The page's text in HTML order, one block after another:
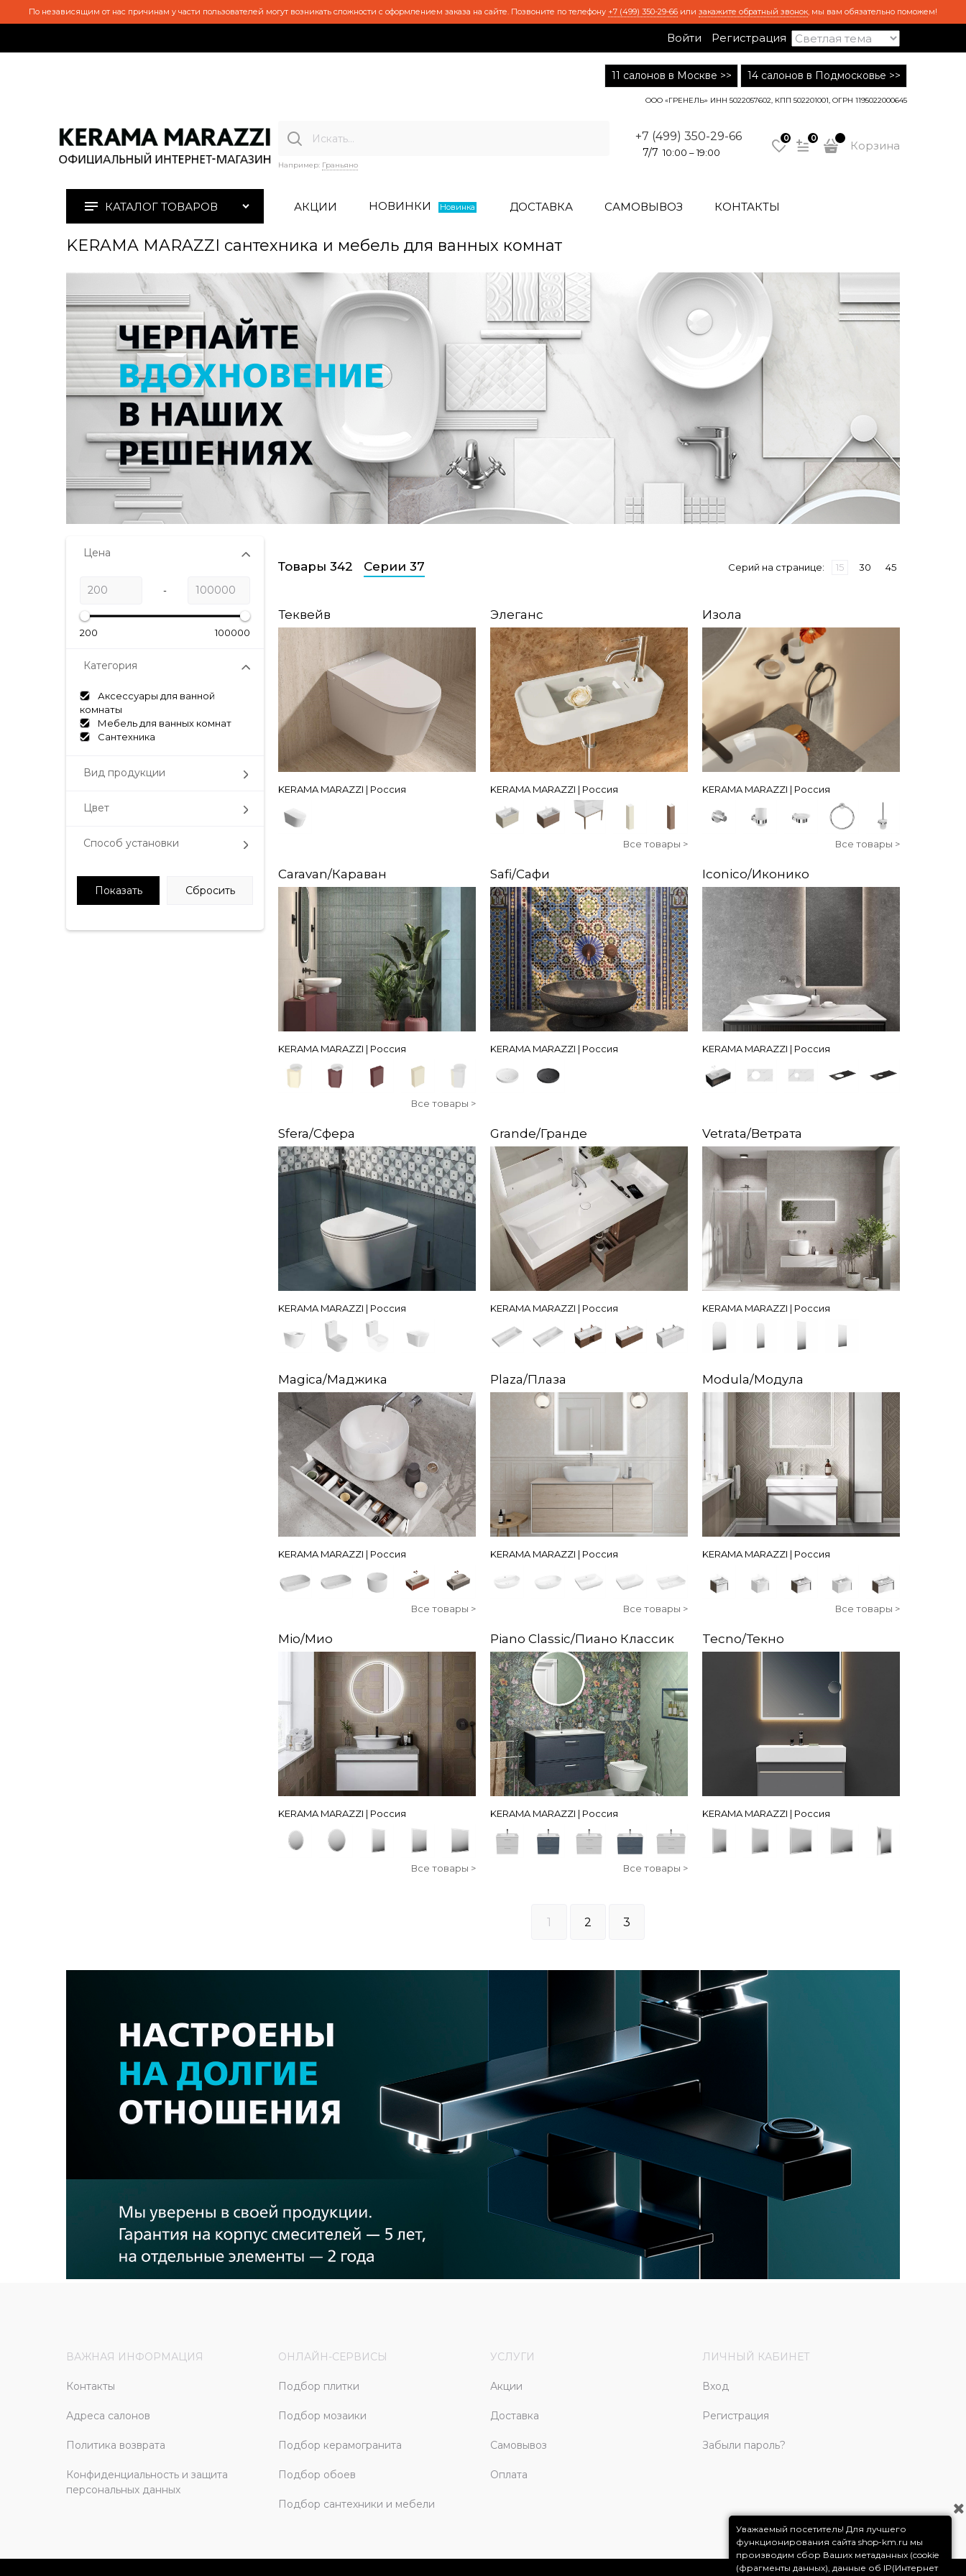
По независящим от нас причинам у части пользователей могут возникать сложности с оформлением заказа на сайте. Позвоните по телефону +7 (499) 350-29-66 или закажите обратный звонок, мы вам обязательно поможем!
Войти Регистрация
11 салонов в Москве >> 14 салонов в Подмосковье >>
ООО «ГРЕНЕЛЬ» ИНН 5022057602, КПП 502201001, ОГРН 1195022000645
Например: Граньяно
+7 (499) 350-29-66
7/7 10:00 – 19:00
0 0
Корзина
КАТАЛОГ ТОВАРОВ АКЦИИ НОВИНКИ Новинка ДОСТАВКА САМОВЫВОЗ КОНТАКТЫ
KERAMA MARAZZI сантехника и мебель для ванных комнат
Цена
-
200 100000
Категория
Аксессуары для ванной
комнаты
Мебель для ванных комнат
Сантехника
Вид продукции
Цвет
Способ установки
Товары 342 Серии 37 Серий на странице: 15 30 45
Теквейв
KERAMA MARAZZI | Россия
Элеганс
KERAMA MARAZZI | Россия
Все товары >
Изола
KERAMA MARAZZI | Россия
Все товары >
Caravan/Караван
KERAMA MARAZZI | Россия
Все товары >
Safi/Сафи
KERAMA MARAZZI | Россия
Iconico/Иконико
KERAMA MARAZZI | Россия
Sfera/Сфера
KERAMA MARAZZI | Россия
Grande/Гранде
KERAMA MARAZZI | Россия
Vetrata/Ветрата
KERAMA MARAZZI | Россия
Magica/Маджика
KERAMA MARAZZI | Россия
Все товары >
Plaza/Плаза
KERAMA MARAZZI | Россия
Все товары >
Modula/Модула
KERAMA MARAZZI | Россия
Все товары >
Mio/Мио
KERAMA MARAZZI | Россия
Все товары >
Piano Classic/Пиано Классик
KERAMA MARAZZI | Россия
Все товары >
Tecno/Текно
KERAMA MARAZZI | Россия
1 2 3
ВАЖНАЯ ИНФОРМАЦИЯ
Контакты
Адреса салонов
Политика возврата
Конфиденциальность и защита
персональных данных
ОНЛАЙН-СЕРВИСЫ
Подбор плитки
Подбор мозаики
Подбор керамогранита
Подбор обоев
Подбор сантехники и мебели
УСЛУГИ
Акции
Доставка
Самовывоз
Оплата
ЛИЧНЫЙ КАБИНЕТ
Вход
Регистрация
Забыли пароль?
Уважаемый посетитель! Для лучшего
функционирования сайта shop-km.ru мы
производим сбор Ваших метаданных (cookie
(фрагменты данных), данные об IP(Интернет